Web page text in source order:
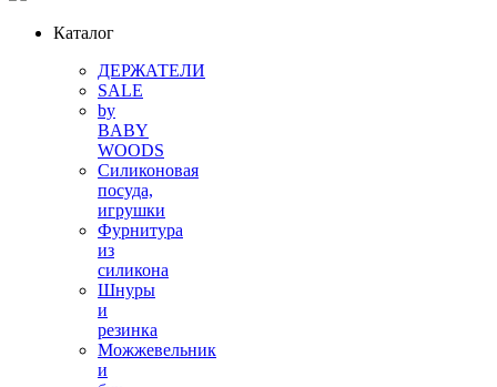
Каталог
ДЕРЖАТЕЛИ
SALE
by
BABY
WOODS
Силиконовая
посуда,
игрушки
Фурнитура
из
силикона
Шнуры
и
резинка
Можжевельник
и